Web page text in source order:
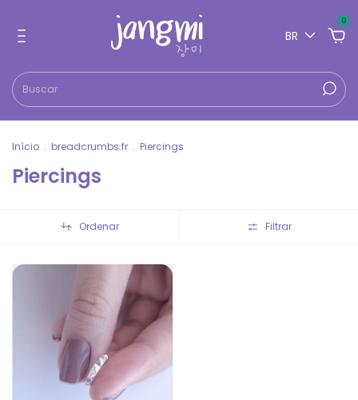
BR
0
Início . breadcrumbs.fr . Piercings
Piercings
Ordenar Filtrar